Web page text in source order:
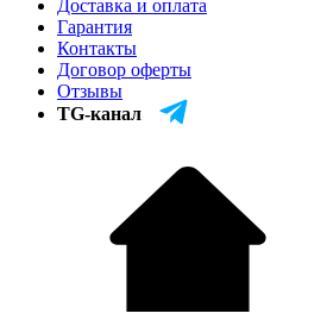
Доставка и оплата
Гарантия
Контакты
Договор оферты
Отзывы
TG-канал